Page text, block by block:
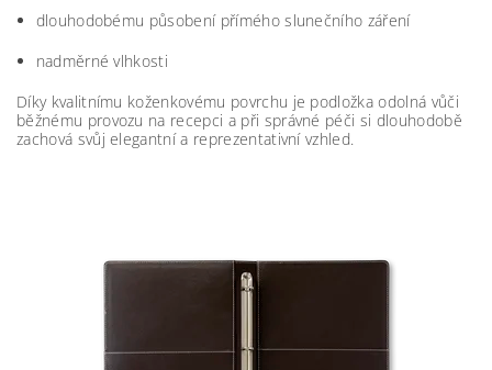
dlouhodobému působení přímého slunečního záření
nadměrné vlhkosti
Díky kvalitnímu koženkovému povrchu je podložka odolná vůči
běžnému provozu na recepci a při správné péči si dlouhodobě
zachová svůj elegantní a reprezentativní vzhled.